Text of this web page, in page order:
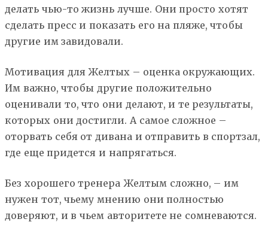
делать чью-то жизнь лучше. Они просто хотят
сделать пресс и показать его на пляже, чтобы
другие им завидовали.
Мотивация для Желтых – оценка окружающих.
Им важно, чтобы другие положительно
оценивали то, что они делают, и те результаты,
которых они достигли. А самое сложное –
оторвать себя от дивана и отправить в спортзал,
где еще придется и напрягаться.
Без хорошего тренера Желтым сложно, – им
нужен тот, чьему мнению они полностью
доверяют, и в чьем авторитете не сомневаются.